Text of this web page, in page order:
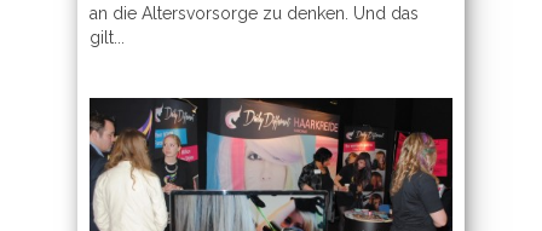
an die Altersvorsorge zu denken. Und das
gilt...